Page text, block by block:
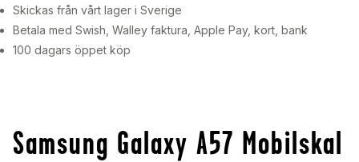
Skickas från vårt lager i Sverige
Betala med Swish, Walley faktura, Apple Pay, kort, bank
100 dagars öppet köp
Samsung Galaxy A57 Mobilskal